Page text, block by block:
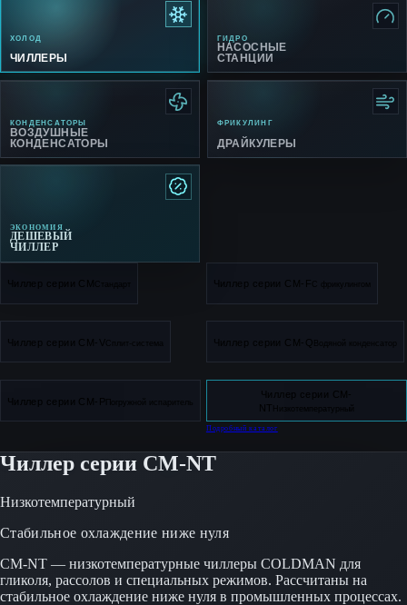
ХОЛОД
ЧИЛЛЕРЫ
ГИДРО
НАСОСНЫЕ
СТАНЦИИ
КОНДЕНСАТОРЫ
ВОЗДУШНЫЕ
КОНДЕНСАТОРЫ
ФРИКУЛИНГ
ДРАЙКУЛЕРЫ
ЭКОНОМИЯ
ДЕШЕВЫЙ
ЧИЛЛЕР
Чиллер серии CM Чиллер серии CM-F С фрикулингом
Чиллер серии CM-V Сплит-система Чиллер серии CM-Q
Чиллер серии CM-P
Чиллер серии CM-
NT
Низкотемпературный
Подробный каталог
Чиллер серии CM-NT
Низкотемпературный
Стабильное охлаждение ниже нуля
CM-NT — низкотемпературные чиллеры COLDMAN для
гликоля, рассолов и специальных режимов. Рассчитаны на
стабильное охлаждение ниже нуля в промышленных процессах.